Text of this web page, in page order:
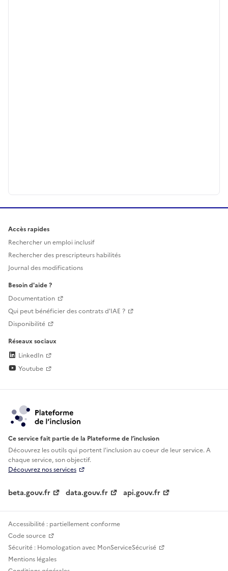
Accès rapides
Rechercher un emploi inclusif
Rechercher des prescripteurs habilités
Journal des modifications
Besoin d'aide ?
Documentation
Qui peut bénéficier des contrats d'IAE ?
Disponibilité
Réseaux sociaux
LinkedIn
Youtube
Ce service fait partie de la Plateforme de l’inclusion
Découvrez les outils qui portent l'inclusion aucoeur de leur service. A
chaque service, son objectif.
Découvrez nos services
beta.gouv.fr data.gouv.fr api.gouv.fr
Accessibilité : partiellement conforme
Code source
Sécurité : Homologation avec MonServiceSécurisé
Mentions légales